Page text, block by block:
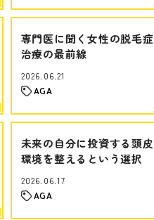
専門医に聞く女性の脱毛症
治療の最前線
2026.06.21
AGA
未来の自分に投資する頭皮
環境を整えるという選択
2026.06.17
AGA